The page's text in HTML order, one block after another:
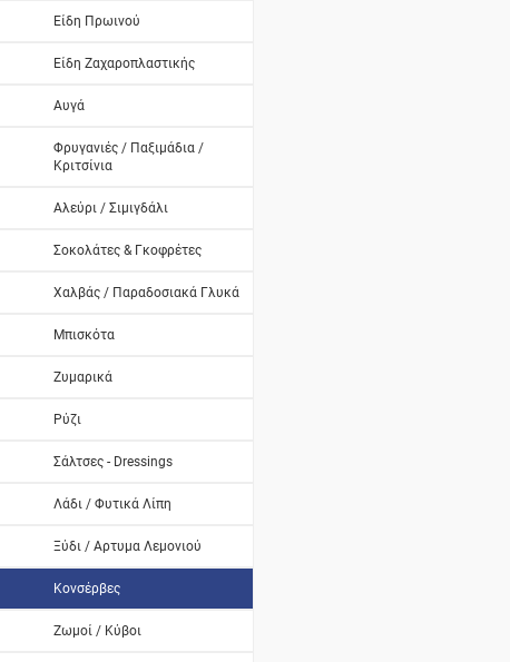
Είδη Πρωινού
Είδη Ζαχαροπλαστικής
Αυγά
Φρυγανιές / Παξιμάδια /
Κριτσίνια
Αλεύρι / Σιμιγδάλι
Σοκολάτες & Γκοφρέτες
Χαλβάς / Παραδοσιακά Γλυκά
Μπισκότα
Ζυμαρικά
Ρύζι
Σάλτσες - Dressings
Λάδι / Φυτικά Λίπη
Ξύδι / Αρτυμα Λεμονιού
Κονσέρβες
Ζωμοί / Κύβοι